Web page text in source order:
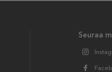
Seuraa